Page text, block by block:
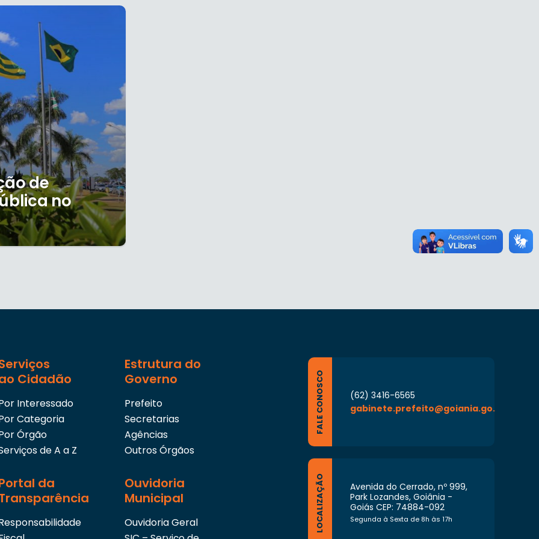
de
no
Cidadão
Interessado
Categoria
Órgão
de A a Z
Estrutura do
Governo
Prefeito
Secretarias
Agências
Outros Órgãos
da
Ouvidoria
Municipal
Ouvidoria Geral
FALE CONOSCO
(62) 3416-6565
gabinete.prefeito@goiania.go.gov.br
LOCALIZAÇÃO
Avenida do Cerrado, nº 999,
Park Lozandes, Goiânia -
Goiás CEP: 74884-092
Segunda à Sexta de 8h às 17h